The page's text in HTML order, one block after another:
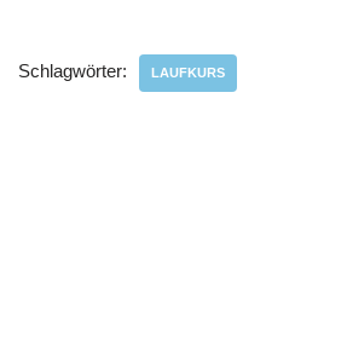
Schlagwörter: LAUFKURS